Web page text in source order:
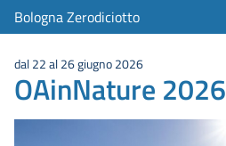
Bologna Zerodiciotto
dal 22 al 26 giugno 2026
OAinNature 2026